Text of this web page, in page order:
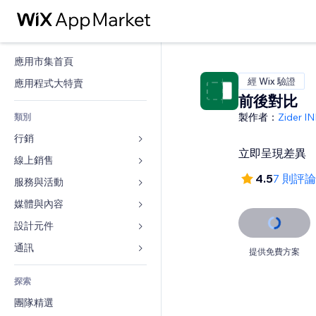
應用市集首頁
應用程式大特賣
類別
行銷
廣告
行動裝置
分析
社交
發佈網站
電子郵件
線上銷售
商店應用程式
出貨與送貨
付款按鈕
網路課程
會計
優惠券與酬賓計劃
服務與活動
旅館
活動
餐廳
不動產
預訂
媒體與內容
圖庫
音樂
Podcast
相片
影片
設計元件
地圖與導航
隱私與安全性
時鐘
網頁範本
表單
部落格
投票
探索
團隊精選
經 Wix 驗證
前後對比
製作者： Zider
立即呈現差異
4.57 則評論
提供免費方案